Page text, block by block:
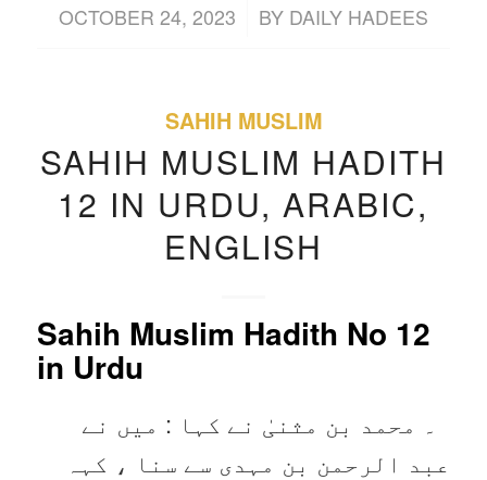
OCTOBER 24, 2023
/ BY DAILY HADEES
SAHIH MUSLIM
SAHIH MUSLIM HADITH
12 IN URDU, ARABIC,
ENGLISH
Sahih Muslim Hadith No 12
in Urdu
۔ محمد بن مثنیٰ نے کہا : میں نے
عبد الرحمن بن مہدی سے سنا ، کہہ